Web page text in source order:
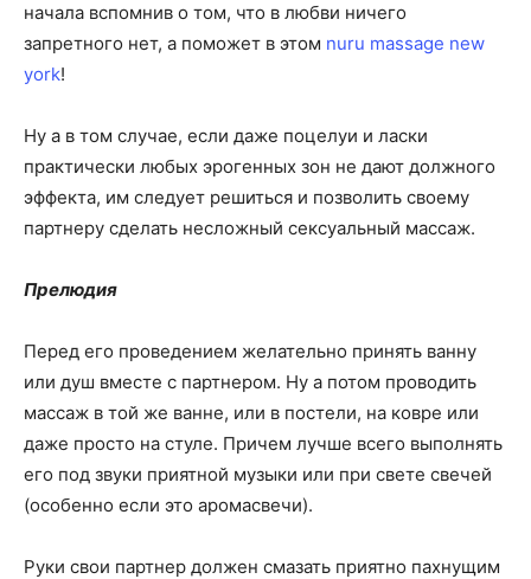
начала вспомнив о том, что в любви ничего
запретного нет, а поможет в этом nuru massage new
york!
Ну а в том случае, если даже поцелуи и ласки
практически любых эрогенных зон не дают должного
эффекта, им следует решиться и позволить своему
партнеру сделать несложный сексуальный массаж.
Прелюдия
Перед его проведением желательно принять ванну
или душ вместе с партнером. Ну а потом проводить
массаж в той же ванне, или в постели, на ковре или
даже просто на стуле. Причем лучше всего выполнять
его под звуки приятной музыки или при свете свечей
(особенно если это аромасвечи).
Руки свои партнер должен смазать приятно пахнущим